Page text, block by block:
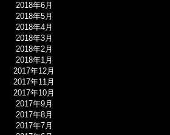
2018年6月
2018年5月
2018年4月
2018年3月
2018年2月
2018年1月
2017年12月
2017年11月
2017年10月
2017年9月
2017年8月
2017年7月